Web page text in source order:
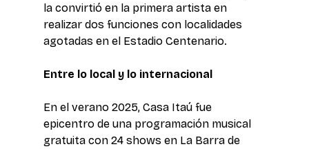
la convirtió en la primera artista en
realizar dos funciones con localidades
agotadas en el Estadio Centenario.
Entre lo local y lo internacional
En el verano 2025, Casa Itaú fue
epicentro de una programación musical
gratuita con 24 shows en La Barra de